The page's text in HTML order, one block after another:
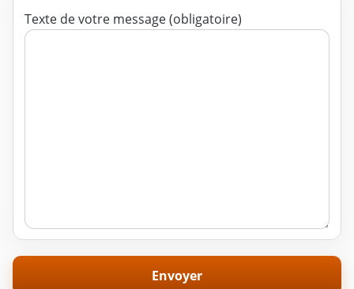
Texte de votre message (obligatoire)